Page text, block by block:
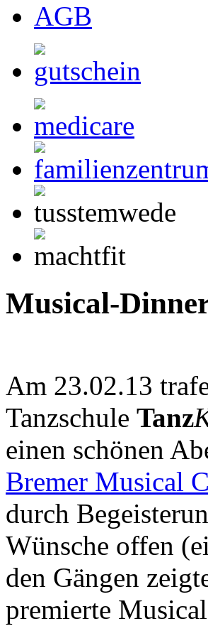
AGB
Musical-
Am 23.02.13
Tanzschule Tanz
einen schönen
Bremer Musical
durch
Wünsche offen
den Gängen
premierte